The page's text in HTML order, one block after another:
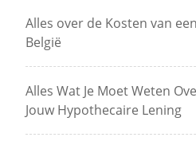
Alles over de Kosten van
België
Alles Wat Je Moet Weten
Jouw Hypothecaire Lening